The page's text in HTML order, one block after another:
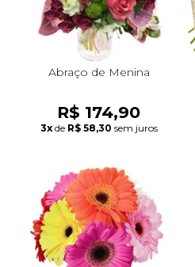
Abraço de Menina
R$ 174,90
3x de R$ 58,30 sem juros